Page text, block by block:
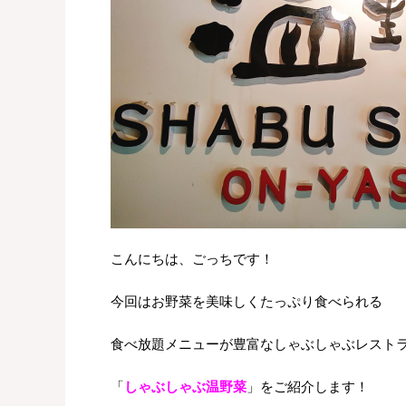
こんにちは、ごっちです！
今回はお野菜を美味しくたっぷり食べられる
食べ放題メニューが豊富なしゃぶしゃぶレスト
「 しゃぶしゃぶ温野菜 」をご紹介します！